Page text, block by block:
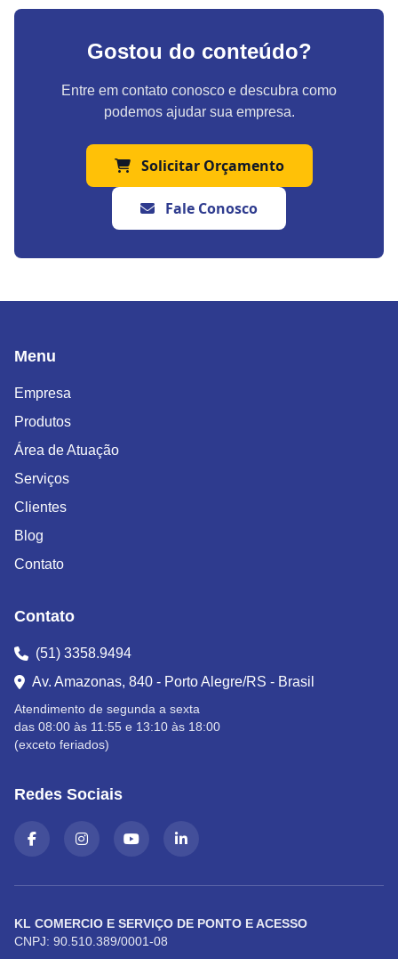
Gostou do conteúdo?
Entre em contato conosco e descubra como
podemos ajudar sua empresa.
Solicitar Orçamento
Fale Conosco
Menu
Empresa
Produtos
Área de Atuação
Serviços
Clientes
Blog
Contato
Contato
(51) 3358.9494
Av. Amazonas, 840 - Porto Alegre/RS - Brasil
Atendimento de segunda a sexta
das 08:00 às 11:55 e 13:10 às 18:00
(exceto feriados)
Redes Sociais
KL COMERCIO E SERVIÇO DE PONTO E ACESSO
CNPJ: 90.510.389/0001-08